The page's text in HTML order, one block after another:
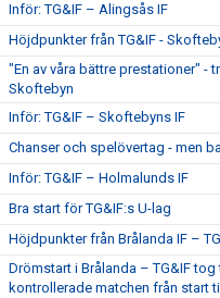
Inför: TG&IF – Alingsås IF
Höjdpunkter från TG&IF -
"En av våra bättre prestationer" -
Skoftebyn
Inför: TG&IF – Skoftebyns IF
Chanser och spelövertag - men
Inför: TG&IF – Holmalunds IF
Bra start för TG&IF:s U-lag
Höjdpunkter från Brålanda IF –
Drömstart i Brålanda – TG&IF tog
kontrollerade matchen från start